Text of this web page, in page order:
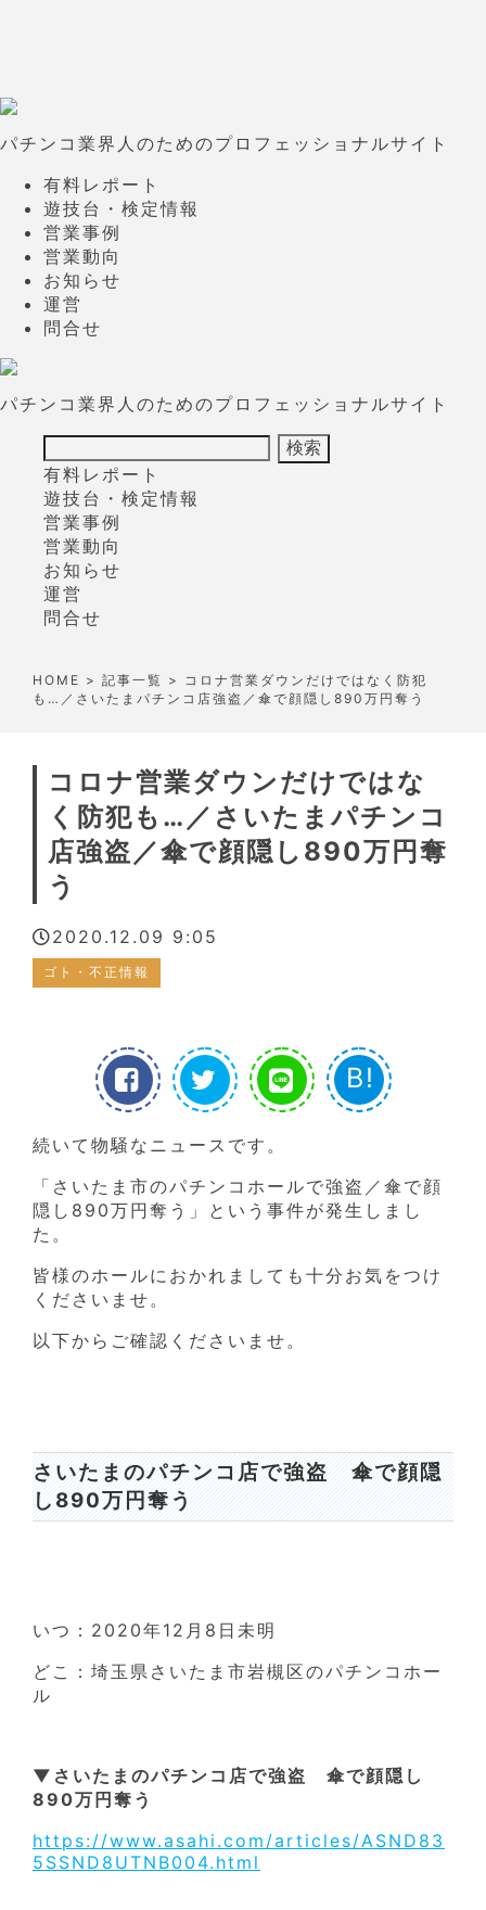
パチンコ業界人のためのプロフェッショナルサイト
有料レポート
遊技台・検定情報
営業事例
営業動向
お知らせ
運営
問合せ
パチンコ業界人のためのプロフェッショナルサイト
有料レポート
遊技台・検定情報
営業事例
営業動向
お知らせ
運営
問合せ
HOME > 記事一覧 > コロナ営業ダウンだけではなく防犯
も…／さいたまパチンコ店強盗／傘で顔隠し890万円奪う
コロナ営業ダウンだけではな
く防犯も…／さいたまパチンコ
店強盗／傘で顔隠し890万円奪
う
2020.12.09 9:05
ゴト・不正情報
B!
続いて物騒なニュースです。
「さいたま市のパチンコホールで強盗／傘で顔
隠し890万円奪う」という事件が発生しまし
た。
皆様のホールにおかれましても十分お気をつけ
くださいませ。
以下からご確認くださいませ。
さいたまのパチンコ店で強盗 傘で顔隠
し890万円奪う
いつ：2020年12月8日未明
どこ：埼玉県さいたま市岩槻区のパチンコホー
ル
▼さいたまのパチンコ店で強盗 傘で顔隠し
890万円奪う
https://www.asahi.com/articles/ASND83
5SSND8UTNB004.html